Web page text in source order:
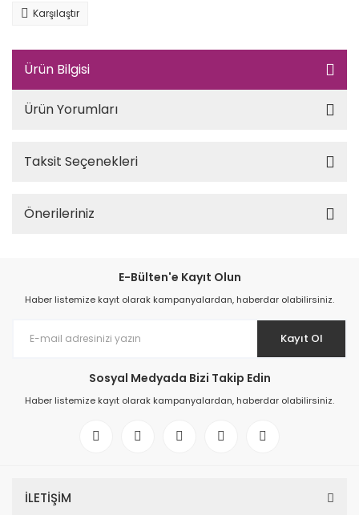
Karşılaştır
Ürün Bilgisi
Ürün Yorumları
Taksit Seçenekleri
Önerileriniz
E-Bülten'e Kayıt Olun
Haber listemize kayıt olarak kampanyalardan, haberdar olabilirsiniz.
Kayıt Ol
Sosyal Medyada Bizi Takip Edin
Haber listemize kayıt olarak kampanyalardan, haberdar olabilirsiniz.
İLETİŞİM